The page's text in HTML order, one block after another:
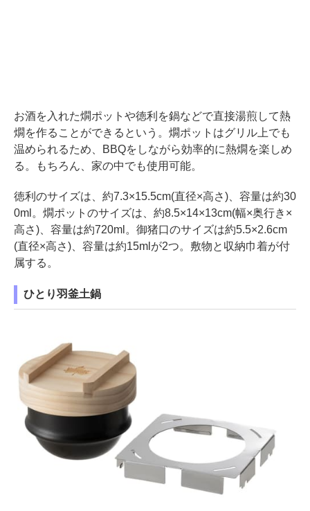
お酒を入れた燗ポットや徳利を鍋などで直接湯煎して熱
燗を作ることができるという。燗ポットはグリル上でも
温められるため、BBQをしながら効率的に熱燗を楽しめ
る。もちろん、家の中でも使用可能。
徳利のサイズは、約7.3×15.5cm(直径×高さ)、容量は約30
0ml。燗ポットのサイズは、約8.5×14×13cm(幅×奥行き×
高さ)、容量は約720ml。御猪口のサイズは約5.5×2.6cm
(直径×高さ)、容量は約15mlが2つ。敷物と収納巾着が付
属する。
ひとり羽釜土鍋